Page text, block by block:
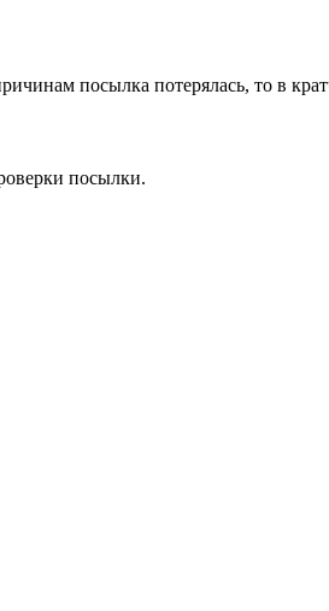
посылка потерялась, то в
посылки.